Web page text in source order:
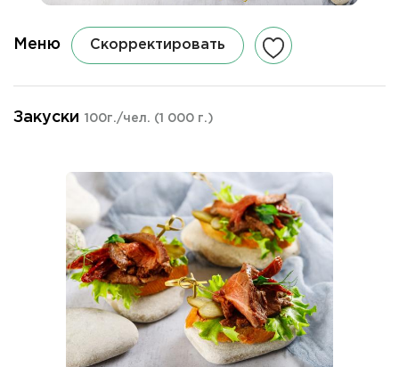
Меню Скорректировать
Закуски 100г./чел. (1 000 г.)